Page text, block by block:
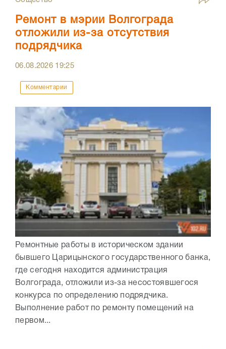
Ремонт в мэрии Волгограда
отложили из-за отсутствия
подрядчика
06.08.2026 19:25
Комментарии
Ремонтные работы в историческом здании
бывшего Царицынского государственного банка,
где сегодня находится администрация
Волгограда, отложили из-за несостоявшегося
конкурса по определению подрядчика.
Выполнение работ по ремонту помещений на
первом...